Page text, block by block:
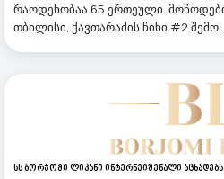
რაოდენობაა 65 ერთეული.
თბილისი, ქავთარაძის ჩიხი
Სს Ბორჯომი Ლიკანი Ინტერნეიშენალი